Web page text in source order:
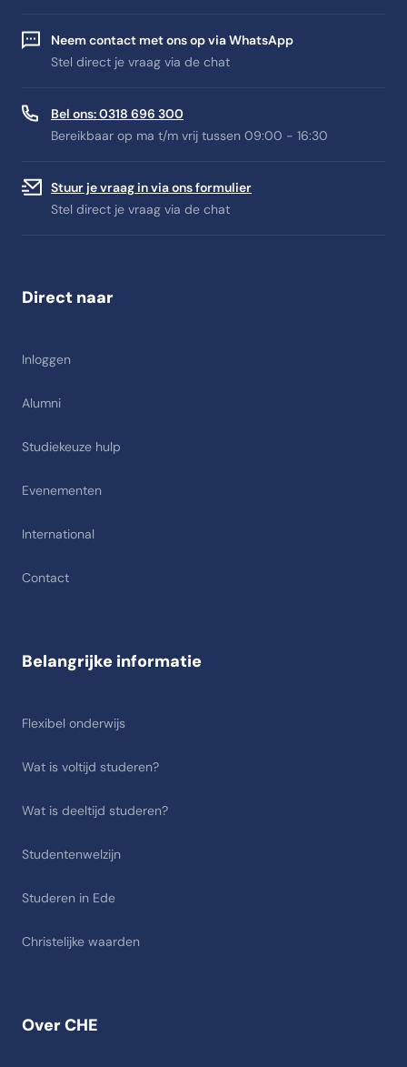
Neem contact met ons op via WhatsApp
Stel direct je vraag via de chat
Bel ons: 0318 696 300
Bereikbaar op ma t/m vrij tussen 09:00 - 16:30
Stuur je vraag in via ons formulier
Stel direct je vraag via de chat
Direct naar
Inloggen
Alumni
Studiekeuze hulp
Evenementen
International
Contact
Over CHE
Belangrijke informatie
Flexibel onderwijs
Wat is voltijd studeren?
Wat is deeltijd studeren?
Studentenwelzijn
Studeren in Ede
Christelijke waarden